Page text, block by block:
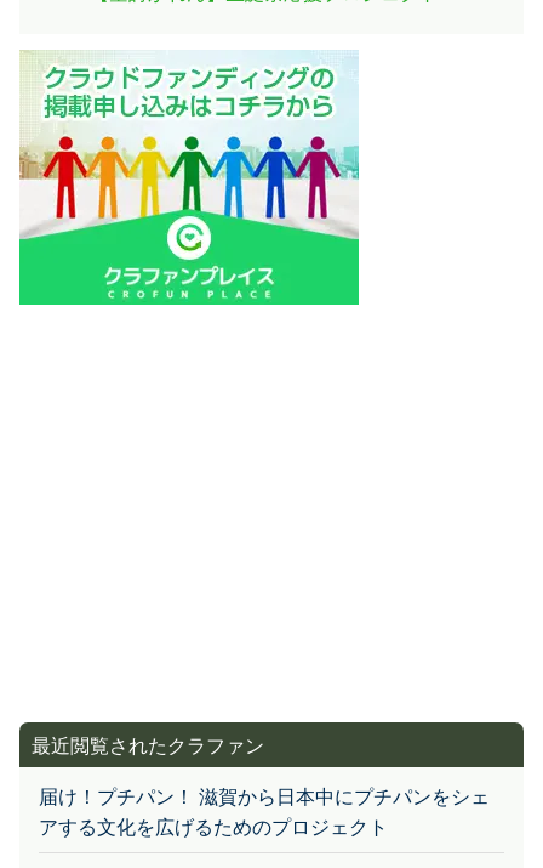
最近閲覧されたクラファン
届け！プチパン！ 滋賀から日本中にプチパンをシェ
アする文化を広げるためのプロジェクト